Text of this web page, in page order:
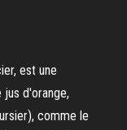
est une
jus d'orange,
comme le